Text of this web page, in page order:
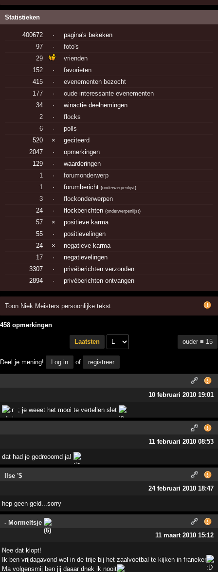
Statistieken
400672 ·
pagina's bekeken
97
·
foto's
29
vrienden
152
·
favorieten
415
·
evenementen bezocht
177
·
oude interessante evenementen
34
·
winactie deelnemingen
2
·
flocks
6
·
polls
520
×
geciteerd
2047
·
opmerkingen
129
·
waarderingen
1
·
forumonderwerp
1
· forumbericht(onderwerpenlijst)
3 ·
flockonderwerpen
24
· flockberichten(onderwerpenlijst)
57 ×
positieve karma
55
·
positievelingen
24
×
negatieve karma
17
·
negatievelingen
3307
·
privéberichten verzonden
2894
· privéberichten ontvangen
Toon Niek Meisters persoonlijke tekst
458 opmerkingen
Laatsten ouder ≡ 15
Deel je mening! Log in of registreer
10 februari 2010 19:01
; je weeet het mooi te vertellen slet
11 februari 2010 08:53
dat had je gedrooomd ja!
Ilse '$
24 februari 2010 18:47
hep geen geld...sorry
- Mormeltsje
11 maart 2010 15:12
Nee dat klopt!
Ik ben vrijdagavond wel in de trije bij het zaalvoetbal te kijken in franeker
Ma volgensmij ben jij daaar dnek ik nooit